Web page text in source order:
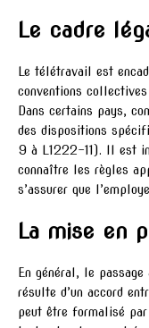
Le cadre
Le télétravail est
conventions
Dans certains pays,
des dispositions
9 à L1222-11). Il est
connaître les règles
s’assurer que
La mise en
En général, le
résulte d’un accord
peut être formalisé